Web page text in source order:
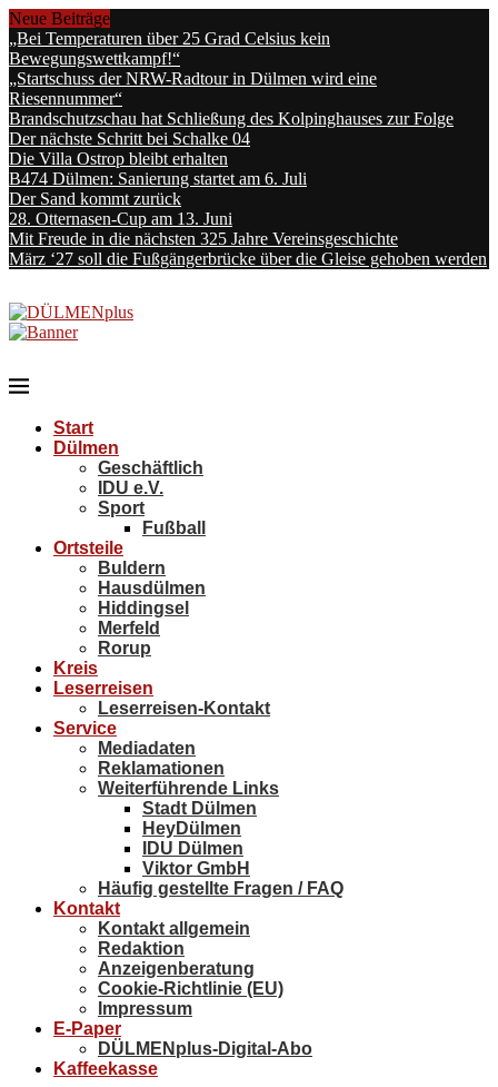
Neue Beiträge
„Bei Temperaturen über 25 Grad Celsius kein
Bewegungswettkampf!“
„Startschuss der NRW-Radtour in Dülmen wird eine
Riesennummer“
Brandschutzschau hat Schließung des Kolpinghauses zur Folge
Der nächste Schritt bei Schalke 04
Die Villa Ostrop bleibt erhalten
B474 Dülmen: Sanierung startet am 6. Juli
Der Sand kommt zurück
28. Otternasen-Cup am 13. Juni
Mit Freude in die nächsten 325 Jahre Vereinsgeschichte
März ‘27 soll die Fußgängerbrücke über die Gleise gehoben werden
Start
Dülmen
Geschäftlich
IDU e.V.
Sport
Fußball
Ortsteile
Buldern
Hausdülmen
Hiddingsel
Merfeld
Rorup
Kreis
Leserreisen
Leserreisen-Kontakt
Service
Mediadaten
Reklamationen
Weiterführende Links
Stadt Dülmen
HeyDülmen
IDU Dülmen
Viktor GmbH
Häufig gestellte Fragen / FAQ
Kontakt
Kontakt allgemein
Redaktion
Anzeigenberatung
Cookie-Richtlinie (EU)
Impressum
E-Paper
DÜLMENplus-Digital-Abo
Kaffeekasse